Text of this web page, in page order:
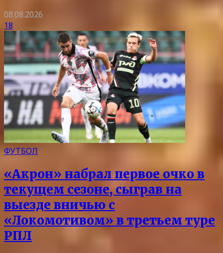
08.08.2026
18
ФУТБОЛ
«Акрон» набрал первое очко в
текущем сезоне, сыграв на
выезде вничью с
«Локомотивом» в третьем туре
РПЛ